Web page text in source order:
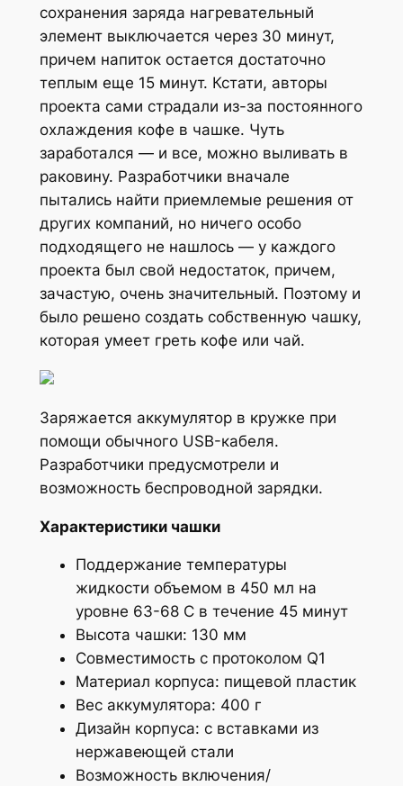
сохранения заряда нагревательный
элемент выключается через 30 минут,
причем напиток остается достаточно
теплым еще 15 минут. Кстати, авторы
проекта сами страдали из-за постоянного
охлаждения кофе в чашке. Чуть
заработался — и все, можно выливать в
раковину. Разработчики вначале
пытались найти приемлемые решения от
других компаний, но ничего особо
подходящего не нашлось — у каждого
проекта был свой недостаток, причем,
зачастую, очень значительный. Поэтому и
было решено создать собственную чашку,
которая умеет греть кофе или чай.
Заряжается аккумулятор в кружке при
помощи обычного USB-кабеля.
Разработчики предусмотрели и
возможность беспроводной зарядки.
Характеристики чашки
Поддержание температуры
жидкости объемом в 450 мл на
уровне 63-68 С в течение 45 минут
Высота чашки: 130 мм
Совместимость с протоколом Q1
Материал корпуса: пищевой пластик
Вес аккумулятора: 400 г
Дизайн корпуса: с вставками из
нержавеющей стали
Возможность включения/